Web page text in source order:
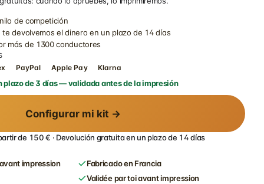
de competición
devolvemos el dinero en un plazo de 14 días
más de 1300 conductores
PayPal Apple Pay Klarna
plazo de 3 días — validada antes de la impresión
Configurar mi kit →
de 150 € · Devolución gratuita en un plazo de 14 días
impression
Fabricado en Francia
Validée par toi avant impression